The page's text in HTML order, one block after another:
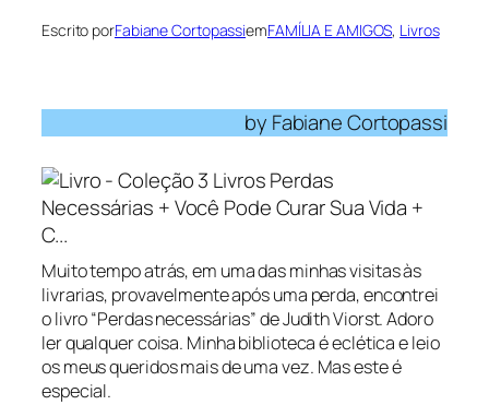
Escrito porFabiane CortopassiemFAMÍLIA E AMIGOS, Livros
by Fabiane Cortopassi
Muito tempo atrás, em uma das minhas visitas às
livrarias, provavelmente após uma perda, encontrei
o livro “Perdas necessárias” de Judith Viorst. Adoro
ler qualquer coisa. Minha biblioteca é eclética e leio
os meus queridos mais de uma vez. Mas este é
especial.